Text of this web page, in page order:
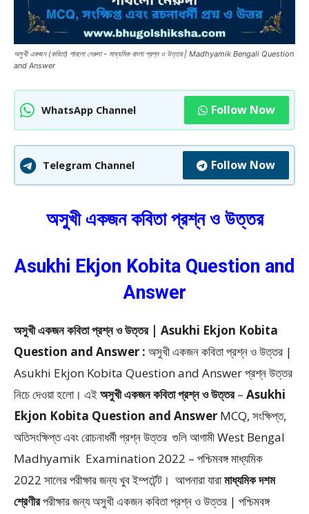
অসুখী একজন (কবিতা) পাবলো নেরুদা - মাধ্যমিক বাংলা প্রশ্ন ও উত্তর | Madhyamik Bengali Question
and Answer
WhatsApp Channel Follow Now
Telegram Channel Follow Now
অসুখী একজন কবিতা প্রশ্ন ও উত্তর
Asukhi Ekjon Kobita Question and
Answer
অসুখী একজন কবিতা প্রশ্ন ও উত্তর | Asukhi Ekjon Kobita
Question and Answer : অসুখী একজন কবিতা প্রশ্ন ও উত্তর |
Asukhi Ekjon Kobita Question and Answer প্রশ্ন উত্তর
নিচে দেওয়া হলো। এইঅসুখী একজন কবিতা প্রশ্ন ও উত্তর– Asukhi
Ekjon Kobita Question and Answer MCQ, সংক্ষিপ্ত,
অতিসংক্ষিপ্ত এবং রোচনাধর্মী প্রশ্ন উত্তর গুলি আগামী West Bengal
Madhyamik Examination 2022 – পশ্চিমবঙ্গ মাধ্যমিক
2022 সালের পরীক্ষার জন্য খুব ইম্পর্টেন্ট। আপনারা যারামাধ্যমিক দশম
শ্রেণীরপরীক্ষার জন্য অসুখী একজন কবিতা প্রশ্ন ও উত্তর | পশ্চিমবঙ্গ